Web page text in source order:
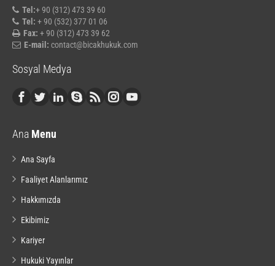
Tel:+ 90 (312) 473 39 60
Tel: + 90 (532) 377 01 06
Fax: + 90 (312) 473 39 62
E-mail: contact@bicakhukuk.com
Sosyal Medya
Ana Menu
Ana Sayfa
Faaliyet Alanlarımız
Hakkımızda
Ekibimiz
Kariyer
Hukuki Yayınlar